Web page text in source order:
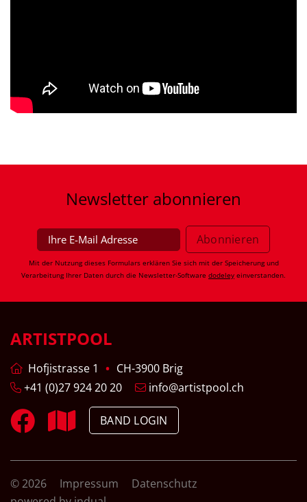
Newsletter abonnieren
Mit der Nutzung dieses Formulars erklären Sie sich mit der Speicherung und
Verarbeitung Ihrer Daten durch die Newsletter-Software dodeley einverstanden.
ARTISTPOOL
Hofjistrasse 1
CH-3900 Brig
+41 (0)27 924 20 20
info@artistpool.ch
BAND LOGIN
© 2026 Impressum
Datenschutz